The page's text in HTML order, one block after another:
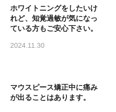
ホワイトニングをしたいけ
れど、知覚過敏が気になっ
ている方もご安心下さい。
2024.11.30
マウスピース矯正中に痛み
が出ることはあります。